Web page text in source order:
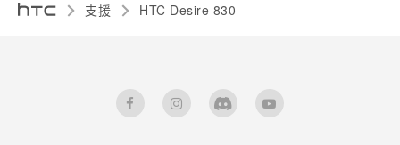
支援 HTC Desire 830‎